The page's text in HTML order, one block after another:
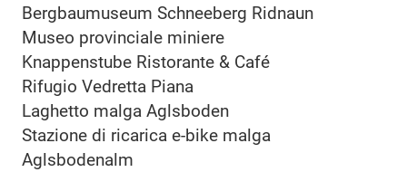
Bergbaumuseum Schneeberg Ridnaun
Museo provinciale miniere
Knappenstube Ristorante & Café
Rifugio Vedretta Piana
Laghetto malga Aglsboden
Stazione di ricarica e-bike malga
Aglsbodenalm